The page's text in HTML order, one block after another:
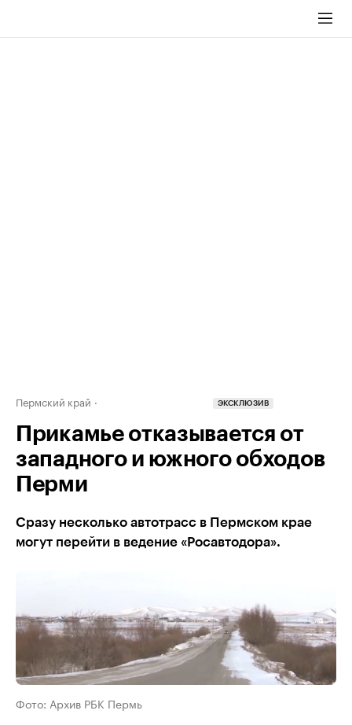
Пермский край ЭКСКЛЮЗИВ
Прикамье отказывается от
западного и южного обходов
Перми
Сразу несколько автотрасс в Пермском крае
могут перейти в ведение «Росавтодора».
Фото: Архив РБК Пермь